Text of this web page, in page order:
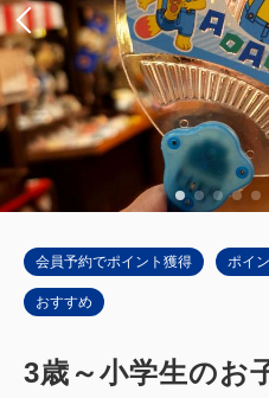
ダブルサイズ×2
会員予約でポイント獲得 ポイ
おすすめ
3歳～小学生のお